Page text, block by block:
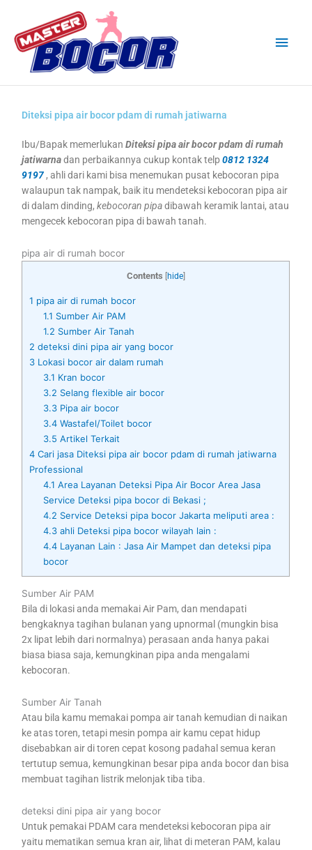
content
Diteksi pipa air bocor pdam di rumah jatiwarna
Ibu/Bapak memerlukan Diteksi pipa air bocor pdam di rumah
jatiwarnadan perbaikannya cukup kontak telp 0812 1324
9197 , ahli dari kami bisa menemukan pusat kebocoran pipa
walaupun tak nampak, baik itu mendeteksi kebocoran pipa air
di dalam dinding,kebocoran pipadibawah keramik lantai, atau
mengecek kebocoran pipa di bawah tanah.
pipa air di rumah bocor
Contents [hide]
1 pipa air di rumah bocor
1.1 Sumber Air PAM
1.2 Sumber Air Tanah
2 deteksi dini pipa air yang bocor
3 Lokasi bocor air dalam rumah
3.1 Kran bocor
3.2 Selang flexible air bocor
3.3Pipa air bocor
3.4Wastafel/Toilet bocor
3.5 Artikel Terkait
4 Cari jasa Diteksi pipa air bocor pdam di rumah jatiwarna
Professional
4.1 Area Layanan Deteksi Pipa Air Bocor Area Jasa
Service Deteksi pipa bocor di Bekasi ;
4.2 Service Deteksi pipa bocor Jakarta meliputi area :
4.3ahli Deteksi pipa bocor wilayah lain :
4.4Layanan Lain : Jasa Air Mampet dan deteksi pipa
bocor
Sumber Air PAM
Bila di lokasi anda memakai Air Pam, dan mendapati
bengkaknya tagihan bulanan yang upnormal (mungkin bisa
2x lipat lebih dari normalnya) perasaan anda hanya pakai
biasa biasa saja, kemungkinan pipa anda mengalami
kebocoran.
Sumber Air Tanah
Atau bila kamu memakai pompa air tanah kemudian di naikan
ke atas toren, tetapi mesin pompa air kamu cepat hidup
disebabkan air di toren cepat kosong padahal semua keran
tertutup semua, kemungkinan besar pipa anda bocor dan bisa
membuat tagihan listrik melonjak tiba tiba.
deteksi dini pipa air yang bocor
Untuk pemakai PDAM cara mendeteksi kebocoran pipa air
yaitu mematikan semua kran air, lihat di meteran PAM, kalau